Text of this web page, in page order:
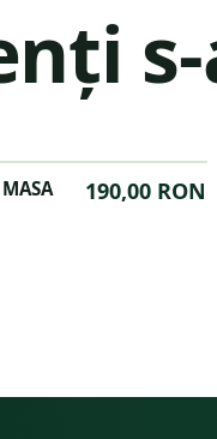
190,00 RON